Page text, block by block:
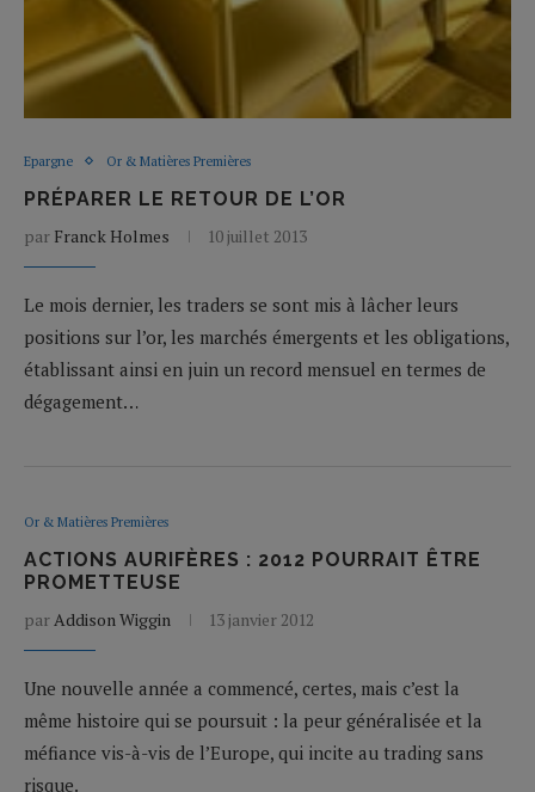
Epargne Or & Matières Premières
PRÉPARER LE RETOUR DE L’OR
par Franck Holmes 10 juillet 2013
Le mois dernier, les traders se sont mis à lâcher leurs
positions sur l’or, les marchés émergents et les obligations,
établissant ainsi en juin un record mensuel en termes de
dégagement…
Or & Matières Premières
ACTIONS AURIFÈRES : 2012 POURRAIT ÊTRE
PROMETTEUSE
parAddison Wiggin 13 janvier 2012
Une nouvelle année a commencé, certes, mais c’est la
même histoire qui se poursuit : la peur généralisée et la
méfiance vis-à-vis de l’Europe, qui incite au trading sans
risque.